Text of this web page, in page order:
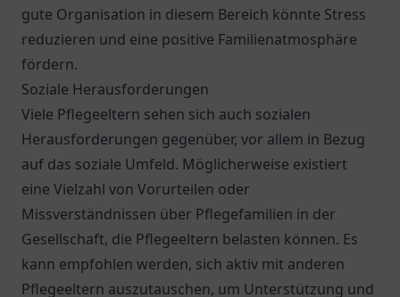
gute Organisation in diesem Bereich könnte Stress
reduzieren und eine positive Familienatmosphäre
fördern.
Soziale Herausforderungen
Viele Pflegeeltern sehen sich auch sozialen
Herausforderungen gegenüber, vor allem in Bezug
auf das soziale Umfeld. Möglicherweise existiert
eine Vielzahl von Vorurteilen oder
Missverständnissen über Pflegefamilien in der
Gesellschaft, die Pflegeeltern belasten können. Es
kann empfohlen werden, sich aktiv mit anderen
Pflegeeltern auszutauschen, um Unterstützung und